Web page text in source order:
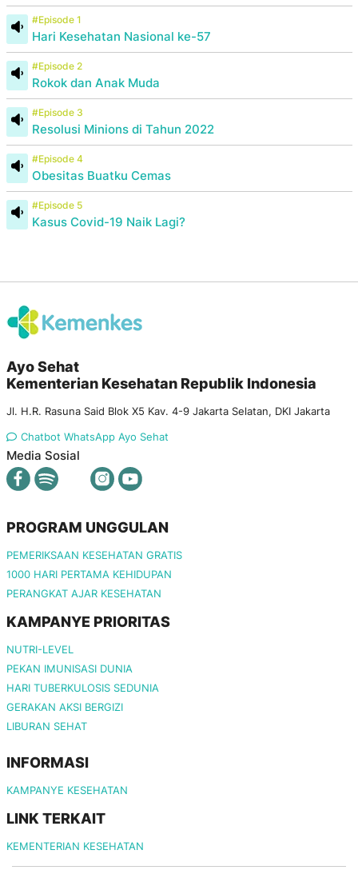
#Episode 1
Hari Kesehatan Nasional ke-57
#Episode 2
Rokok dan Anak Muda
#Episode 3
Resolusi Minions di Tahun 2022
#Episode 4
Obesitas Buatku Cemas
#Episode 5
Kasus Covid-19 Naik Lagi?
Ayo Sehat
Kementerian Kesehatan Republik Indonesia
Jl. H.R. Rasuna Said Blok X5 Kav. 4-9 Jakarta Selatan, DKI Jakarta
Chatbot WhatsApp Ayo Sehat
Media Sosial
PROGRAM UNGGULAN
PEMERIKSAAN KESEHATAN GRATIS
1000 HARI PERTAMA KEHIDUPAN
PERANGKAT AJAR KESEHATAN
KAMPANYE PRIORITAS
NUTRI-LEVEL
PEKAN IMUNISASI DUNIA
HARI TUBERKULOSIS SEDUNIA
GERAKAN AKSI BERGIZI
LIBURAN SEHAT
INFORMASI
KAMPANYE KESEHATAN
LINK TERKAIT
KEMENTERIAN KESEHATAN